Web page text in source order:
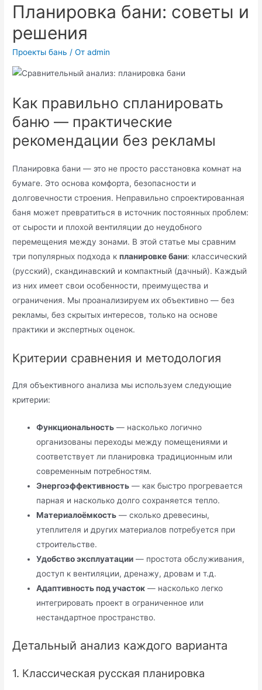
Планировка бани: советы и
решения
Проекты бань / От admin
Как правильно спланировать
баню — практические
рекомендации без рекламы
Планировка бани — это не просто расстановка комнат на
бумаге. Это основа комфорта, безопасности и
долговечности строения. Неправильно спроектированная
баня может превратиться в источник постоянных проблем:
от сырости и плохой вентиляции до неудобного
перемещения между зонами. В этой статье мы сравним
три популярных подхода кпланировке бани: классический
(русский), скандинавский и компактный (дачный). Каждый
из них имеет свои особенности, преимущества и
ограничения. Мы проанализируем их объективно — без
рекламы, без скрытых интересов, только на основе
практики и экспертных оценок.
Критерии сравнения и методология
Для объективного анализа мы используем следующие
критерии:
Функциональность — насколько логично
организованы переходы между помещениями и
соответствует ли планировка традиционным или
современным потребностям.
Энергоэффективность — как быстро прогревается
парная и насколько долго сохраняется тепло.
Материалоёмкость — сколько древесины,
утеплителя и других материалов потребуется при
строительстве.
Удобство эксплуатации — простота обслуживания,
доступ к вентиляции, дренажу, дровам и т.д.
Адаптивность под участок — насколько легко
интегрировать проект в ограниченное или
нестандартное пространство.
Детальный анализ каждого варианта
1. Классическая русская планировка